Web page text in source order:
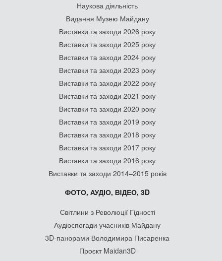
Наукова діяльність
Видання Музею Майдану
Виставки та заходи 2026 року
Виставки та заходи 2025 року
Виставки та заходи 2024 року
Виставки та заходи 2023 року
Виставки та заходи 2022 року
Виставки та заходи 2021 року
Виставки та заходи 2020 року
Виставки та заходи 2019 року
Виставки та заходи 2018 року
Виставки та заходи 2017 року
Виставки та заходи 2016 року
Виставки та заходи 2014–2015 років
ФОТО, АУДІО, ВІДЕО, 3D
Світлини з Революції Гідності
Аудіоспогади учасників Майдану
3D-панорами Володимира Писаренка
Проєкт Maidan3D